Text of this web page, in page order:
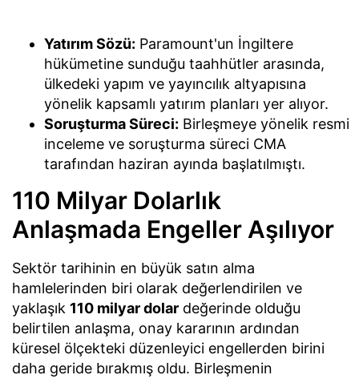
Yatırım Sözü: Paramount'un İngiltere
hükümetine sunduğu taahhütler arasında,
ülkedeki yapım ve yayıncılık altyapısına
yönelik kapsamlı yatırım planları yer alıyor.
Soruşturma Süreci: Birleşmeye yönelik resmi
inceleme ve soruşturma süreci CMA
tarafından haziran ayında başlatılmıştı.
110 Milyar Dolarlık
Anlaşmada Engeller Aşılıyor
Sektör tarihinin en büyük satın alma
hamlelerinden biri olarak değerlendirilen ve
yaklaşık 110 milyar dolar değerinde olduğu
belirtilen anlaşma, onay kararının ardından
küresel ölçekteki düzenleyici engellerden birini
daha geride bırakmış oldu. Birleşmenin